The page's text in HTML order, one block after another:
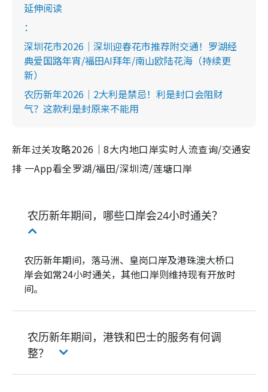
延伸阅读
：
深圳花市2026｜深圳迎春花市推荐附交通！罗湖经
典爱国路年宵/福田AI拜年/南山欧陆花海（持续更
新）
农历新年2026｜2大利是禁忌！利是封口会阻财
气？这款利是封原来不能用
新年过关攻略2026｜8大内地口岸实时人流查询/交通安
排 一App看全罗湖/福田/深圳湾/莲塘口岸
农历新年期间，哪些口岸会24小时通关？
农历新年期间，落马洲、皇岗口岸及港珠澳大桥口
岸会如常24小时通关，其他口岸则维持现有开放时
间。
农历新年期间，港铁和巴士的服务有何调
整？